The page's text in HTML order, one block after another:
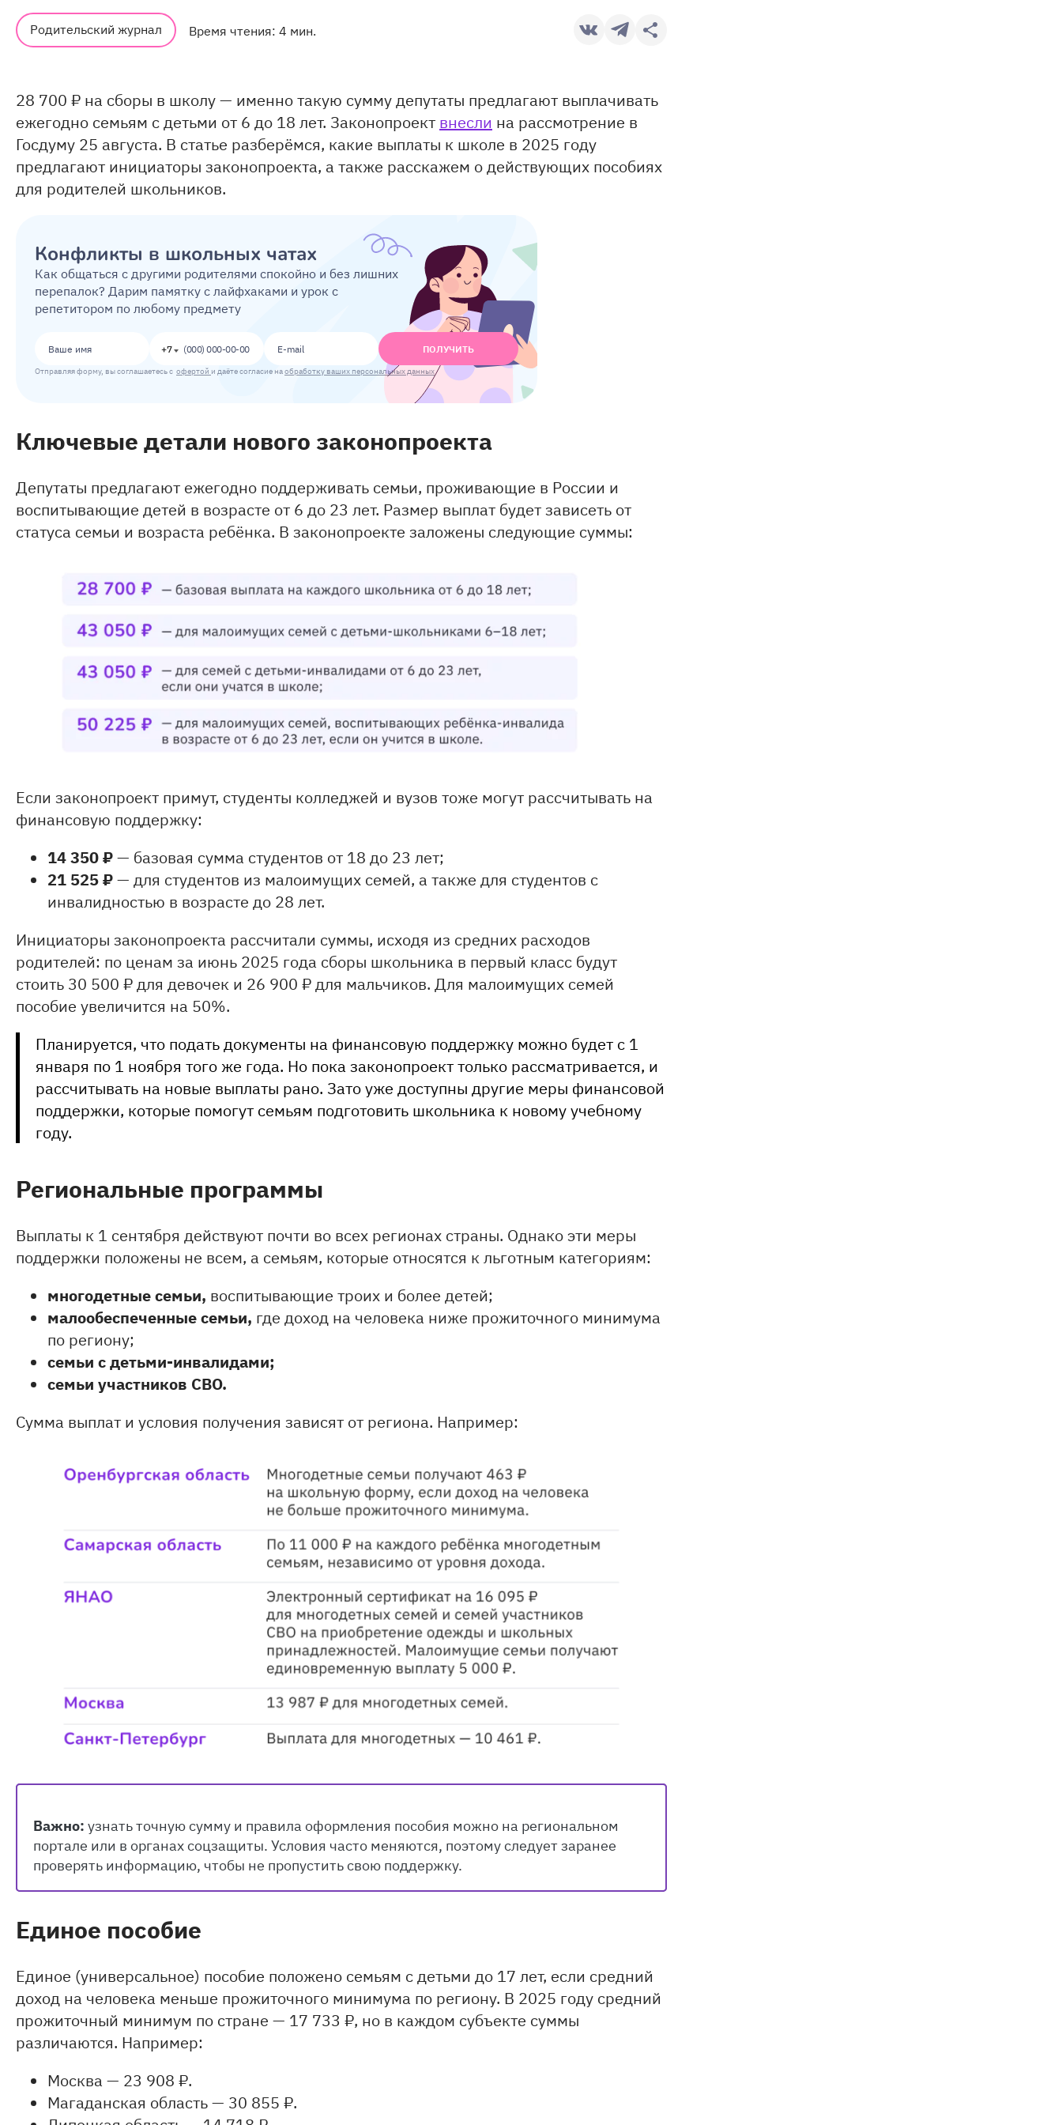
Родительский журнал Время чтения: 4 мин.
28 700 ₽ на сборы в школу — именно такую сумму депутаты предлагают выплачивать
ежегодно семьям с детьми от 6 до 18 лет. Законопроект внесли на рассмотрение в
Госдуму 25 августа. В статье разберёмся, какие выплаты к школе в 2025 году
предлагают инициаторы законопроекта, а также расскажем о действующих пособиях
для родителей школьников.
Конфликты в школьных чатах
Как общаться с другими родителями спокойно и без лишних
перепалок? Дарим памятку с лайфхаками и урок с
репетитором по любому предмету
+7 ПОЛУЧИТЬ
Отправляя форму, вы соглашаетесь с офертой и даёте согласие наобработку ваших персональных данных
Ключевые детали нового законопроекта
Депутаты предлагают ежегодно поддерживать семьи, проживающие в России и
воспитывающие детей в возрасте от 6 до 23 лет. Размер выплат будет зависеть от
статуса семьи и возраста ребёнка. В законопроекте заложены следующие суммы:
Если законопроект примут, студенты колледжей и вузов тоже могут рассчитывать на
финансовую поддержку:
14 350 ₽— базовая сумма студентов от 18 до 23 лет;
21 525 ₽— для студентов из малоимущих семей, а также для студентов с
инвалидностью в возрасте до 28 лет.
Инициаторы законопроекта рассчитали суммы, исходя из средних расходов
родителей: по ценам за июнь 2025 года сборы школьника в первый класс будут
стоить 30 500 ₽ для девочек и 26 900 ₽ для мальчиков. Для малоимущих семей
пособие увеличится на 50%.
Планируется, что подать документы на финансовую поддержку можно будет с 1
января по 1 ноября того же года. Но пока законопроект только рассматривается, и
рассчитывать на новые выплаты рано. Зато уже доступны другие меры финансовой
поддержки, которые помогут семьям подготовить школьника к новому учебному
году.
Региональные программы
Выплаты к 1 сентября действуют почти во всех регионах страны. Однако эти меры
поддержки положены не всем, а семьям, которые относятся к льготным категориям:
многодетные семьи, воспитывающие троих и более детей;
малообеспеченные семьи, где доход на человека ниже прожиточного минимума
по региону;
семьи с детьми-инвалидами;
семьи участников СВО.
Сумма выплат и условия получения зависят от региона. Например:
Важно: узнать точную сумму и правила оформления пособия можно на региональном
портале или в органах соцзащиты. Условия часто меняются, поэтому следует заранее
проверять информацию, чтобы не пропустить свою поддержку.
Единое пособие
Единое (универсальное) пособие положено семьям с детьми до 17 лет, если средний
доход на человека меньше прожиточного минимума по региону. В 2025 году средний
прожиточный минимум по стране — 17 733 ₽, но в каждом субъекте суммы
различаются. Например:
Москва — 23 908 ₽.
Магаданская область — 30 855 ₽.